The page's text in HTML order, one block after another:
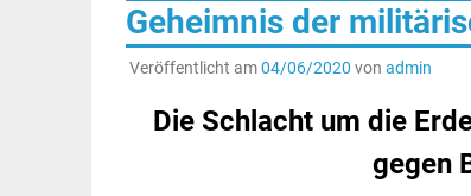
Geheimnis der
Veröffentlicht am04/06/2020 von admin
Die Schlacht um die
gegen